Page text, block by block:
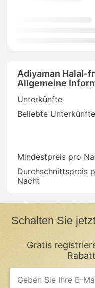
Adiyaman Halal-
Allgemeine
Unterkünfte
Beliebte Unterkünfte
Mindestpreis pro
Durchschnittspreis
Nacht
Schalten Sie
Gratis
If
you